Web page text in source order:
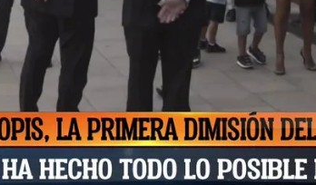
WhatsappFacebook
X
Messi